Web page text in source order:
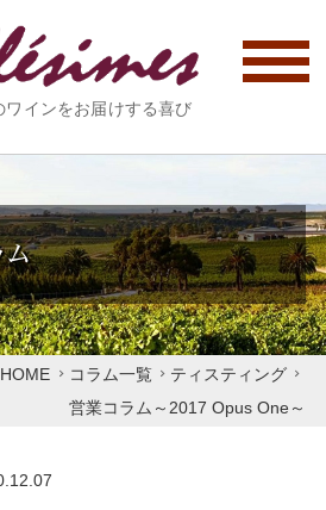
ワインをお届けする喜び
ム
HOME コラム一覧
ティスティング
営業コラム～2017 Opus One～